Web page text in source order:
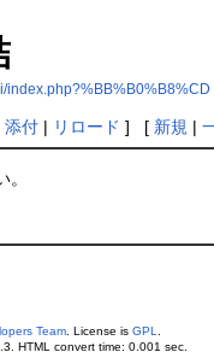
index.php?%BB%B0%B8%CD
添付| リロード ] [ 新規 |
Team. License is GPL.
HTML convert time: 0.001 sec.